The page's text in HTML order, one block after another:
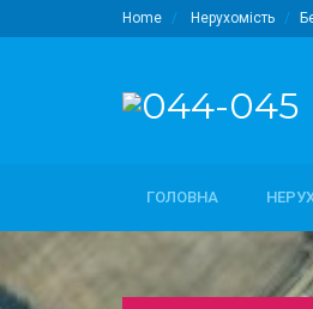
Home Нерухомість
ГОЛОВНА